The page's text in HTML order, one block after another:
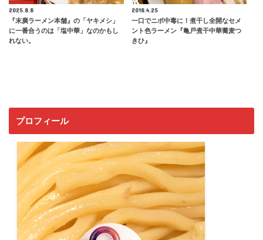
2025.8.8
『末廣ラーメン本舗』の「ヤキメシ」
に一番合うのは「塩中華」なのかもし
れない。
2018.4.25
一口でニボ中毒に！煮干し全開なセメ
ント色ラーメン『亀戸煮干中華蕎麦つ
きひ』
プロフィール